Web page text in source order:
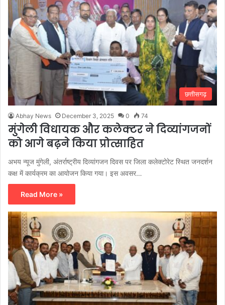
छत्तीसगढ़
Abhay News December 3, 2025 0 74
मुंगेली विधायक और कलेक्टर ने दिव्यांगजनों
को आगे बढ़ने किया प्रोत्साहित
अभय न्यूज मुंगेली, अंतर्राष्ट्रीय दिव्यांगजन दिवस पर जिला कलेक्टोरेट स्थित जनदर्शन
कक्ष में कार्यक्रम का आयोजन किया गया। इस अवसर…
Read More »